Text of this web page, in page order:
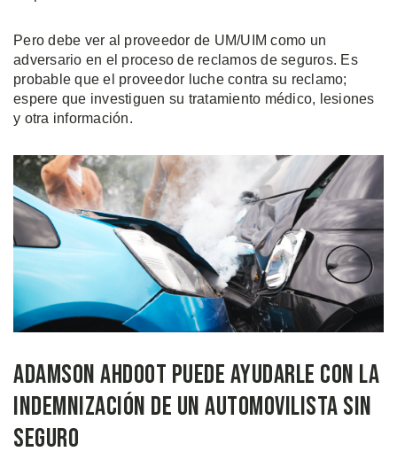
Pero debe ver al proveedor de UM/UIM como un
adversario en el proceso de reclamos de seguros. Es
probable que el proveedor luche contra su reclamo;
espere que investiguen su tratamiento médico, lesiones
y otra información.
Adamson Ahdoot Puede Ayudarle Con la
Indemnización de Un Automovilista Sin
Seguro